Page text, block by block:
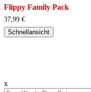
Flippy Family Pack
37,99 €
Schnellansicht
x